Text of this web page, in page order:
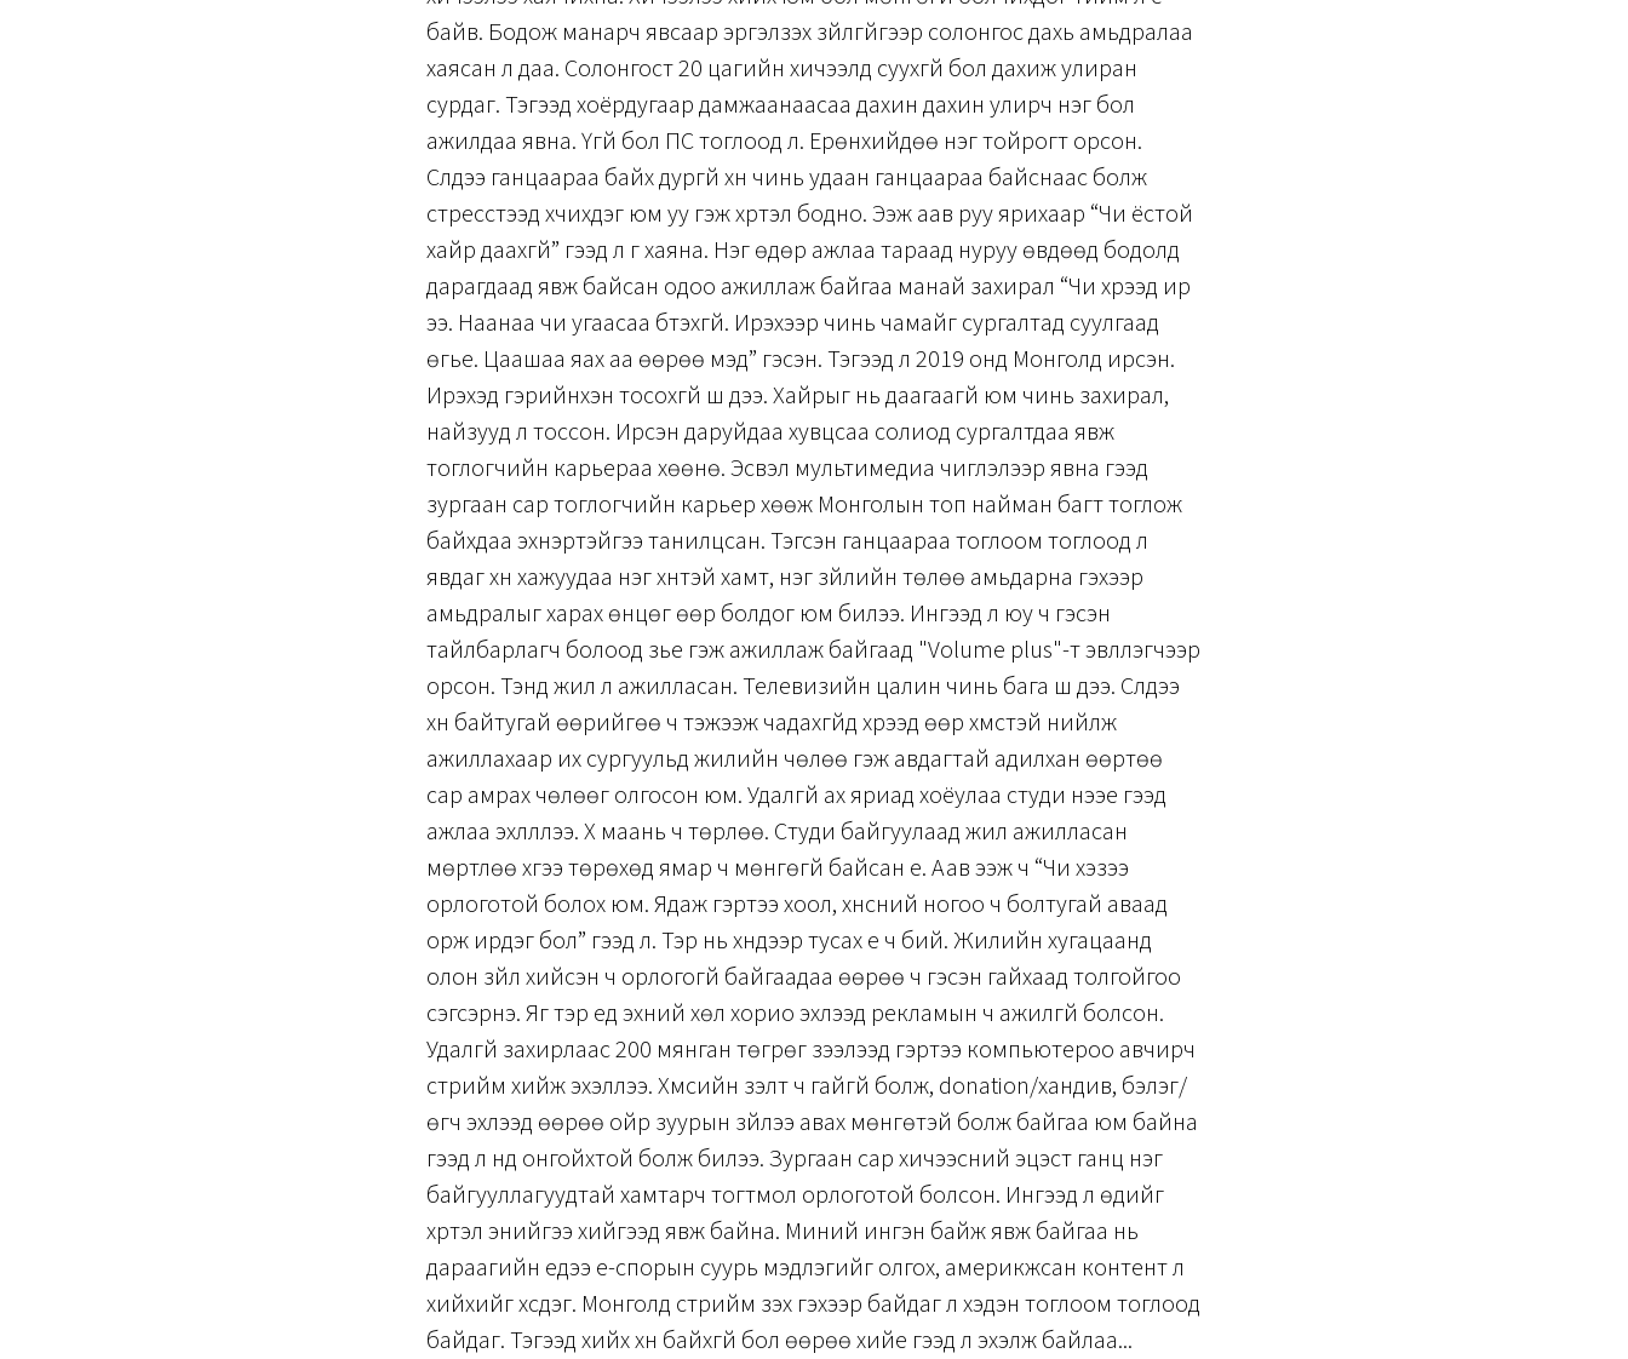
байв. Бодож манарч явсаар эргэлзэх зүйлгүйгээр солонгос дахь амьдралаа
хаясан л даа. Солонгост 20 цагийн хичээлд суухгүй бол дахиж улиран
сурдаг. Тэгээд хоёрдугаар дамжаанаасаа дахин дахин улирч нэг бол
ажилдаа явна. Үгүй бол ПС тоглоод л. Ерөнхийдөө нэг тойрогт орсон.
Сүүлдээ ганцаараа байх дургүй хүн чинь удаан ганцаараа байснаас болж
стресстээд үхчихдэг юм уу гэж хүртэл бодно. Ээж аав руу ярихаар “Чи ёстой
хайр даахгүй” гээд л үг хаяна. Нэг өдөр ажлаа тараад нуруу өвдөөд бодолд
дарагдаад явж байсан одоо ажиллаж байгаа манай захирал “Чи хүрээд ир
ээ. Наанаа чи угаасаа бүтэхгүй. Ирэхээр чинь чамайг сургалтад суулгаад
өгье. Цаашаа яах аа өөрөө мэд” гэсэн. Тэгээд л 2019 онд Монголд ирсэн.
Ирэхэд гэрийнхэн тосохгүй шүү дээ. Хайрыг нь даагаагүй юм чинь захирал,
найзууд л тоссон. Ирсэн даруйдаа хувцсаа солиод сургалтдаа явж
тоглогчийн карьераа хөөнө. Эсвэл мультимедиа чиглэлээр явна гээд
зургаан сар тоглогчийн карьер хөөж Монголын топ найман багт тоглож
байхдаа эхнэртэйгээ танилцсан. Тэгсэн ганцаараа тоглоом тоглоод л
явдаг хүн хажуудаа нэг хүнтэй хамт, нэг зүйлийн төлөө амьдарна гэхээр
амьдралыг харах өнцөг өөр болдог юм билээ. Ингээд л юу ч гэсэн
тайлбарлагч болоод үзье гэж ажиллаж байгаад "Volume plus"-т эвлүүлэгчээр
орсон. Тэнд жил л ажилласан. Телевизийн цалин чинь бага шүү дээ. Сүүлдээ
хүн байтугай өөрийгөө ч тэжээж чадахгүйд хүрээд өөр хүмүүстэй нийлж
ажиллахаар их сургуульд жилийн чөлөө гэж авдагтай адилхан өөртөө
сар амрах чөлөөг олгосон юм. Удалгүй ах яриад хоёулаа студи нээе гээд
ажлаа эхлүүллээ. Хүү маань ч төрлөө. Студи байгуулаад жил ажилласан
мөртлөө хүүгээ төрөхөд ямар ч мөнгөгүй байсан үе. Аав ээж ч “Чи хэзээ
орлоготой болох юм. Ядаж гэртээ хоол, хүнсний ногоо ч болтугай аваад
орж ирдэг бол” гээд л. Тэр нь хүндээр тусах үе ч бий. Жилийн хугацаанд
олон зүйл хийсэн ч орлогогүй байгаадаа өөрөө ч гэсэн гайхаад толгойгоо
сэгсэрнэ. Яг тэр үед эхний хөл хорио эхлээд рекламын ч ажилгүй болсон.
Удалгүй захирлаас 200 мянган төгрөг зээлээд гэртээ компьютероо авчирч
стрийм хийж эхэллээ. Хүмүүсийн үзэлт ч гайгүй болж, donation/хандив, бэлэг/
өгч эхлээд өөрөө ойр зуурын зүйлээ авах мөнгөтэй болж байгаа юм байна
гээд л нүд онгойхтой болж билээ. Зургаан сар хичээсний эцэст ганц нэг
байгууллагуудтай хамтарч тогтмол орлоготой болсон. Ингээд л өдийг
хүртэл энийгээ хийгээд явж байна. Миний ингэн байж явж байгаа нь
дараагийн үедээ е-спорын суурь мэдлэгийг олгох, америкжсан контент л
хийхийг хүсдэг. Монголд стрийм үзэх гэхээр байдаг л хэдэн тоглоом тоглоод
байдаг. Тэгээд хийх хүн байхгүй бол өөрөө хийе гээд л эхэлж байлаа...